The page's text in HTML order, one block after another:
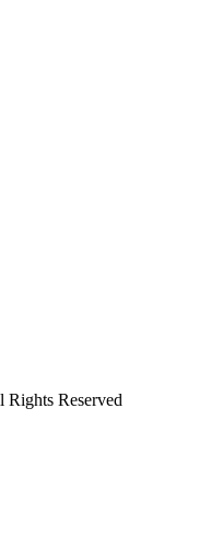
Reserved